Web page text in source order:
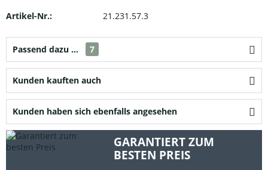
Artikel-Nr.: 21.231.57.3
Passend dazu ... 7
Kunden kauften auch
Kunden haben sich ebenfalls angesehen
GARANTIERT ZUM
BESTEN PREIS